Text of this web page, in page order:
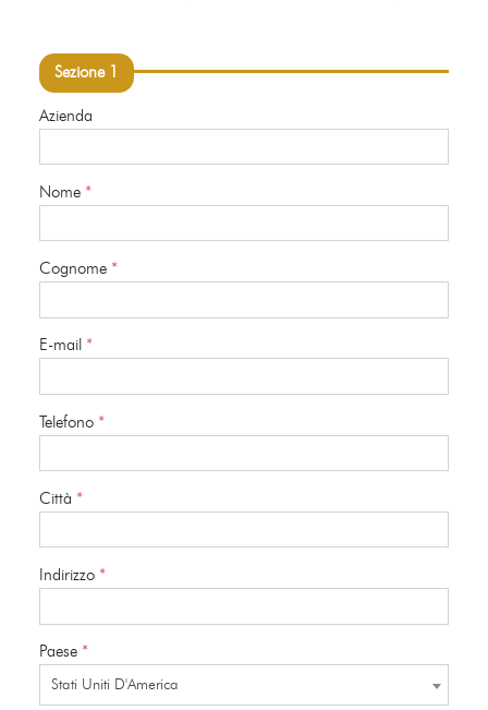
Sezione 1
Azienda
Nome *
Cognome *
E-mail *
Telefono *
Città *
Indirizzo *
Paese *
Stati Uniti D'America